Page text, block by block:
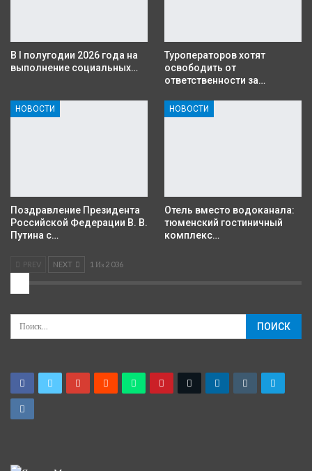
В I полугодии 2026 года на
выполнение социальных…
Туроператоров хотят
освободить от
ответственности за…
НОВОСТИ
Поздравление Президента
Российской Федерации В. В.
Путина с…
НОВОСТИ
Отель вместо водоканала:
тюменский гостиничный
комплекс…
PREV NEXT 1 Из 2 036